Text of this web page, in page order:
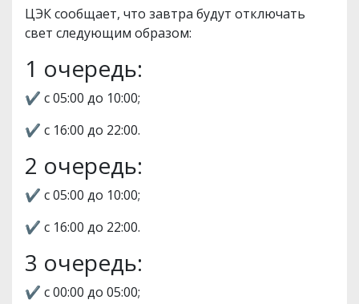
ЦЭК сообщает, что завтра будут отключать
свет следующим образом:
1 очередь:
✔️ с 05:00 до 10:00;
✔️ с 16:00 до 22:00.
2 очередь:
✔️ с 05:00 до 10:00;
✔️ с 16:00 до 22:00.
3 очередь:
✔️ с 00:00 до 05:00;